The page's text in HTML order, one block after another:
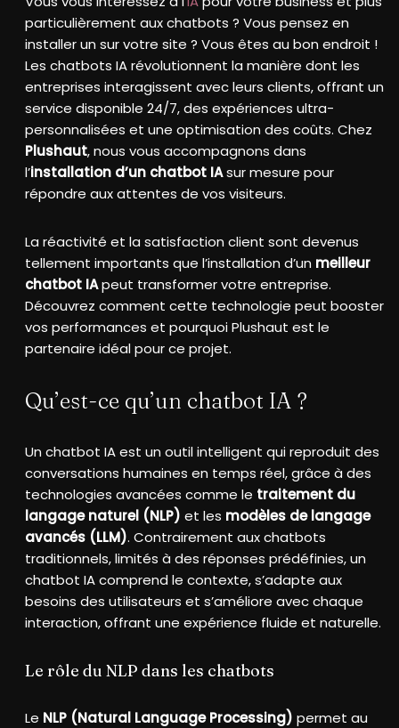
particulièrement aux chatbots ? Vous pensez en
installer un sur votre site ? Vous êtes au bon endroit !
Les chatbots IA révolutionnent la manière dont les
entreprises interagissent avec leurs clients, offrant un
service disponible 24/7, des expériences ultra-
personnalisées et une optimisation des coûts. Chez
Plushaut, nous vous accompagnons dans
l’installation d’un chatbot IAsur mesure pour
répondre aux attentes de vos visiteurs.
La réactivité et la satisfaction client sont devenus
tellement importants que l’installation d’un meilleur
chatbot IApeut transformer votre entreprise.
Découvrez comment cette technologie peut booster
vos performances et pourquoi Plushaut est le
partenaire idéal pour ce projet.
Qu’est-ce qu’un chatbot IA ?
Un chatbot IA est un outil intelligent qui reproduit des
conversations humaines en temps réel, grâce à des
technologies avancées comme le traitement du
langage naturel (NLP) et les modèles de langage
avancés (LLM). Contrairement aux chatbots
traditionnels, limités à des réponses prédéfinies, un
chatbot IA comprend le contexte, s’adapte aux
besoins des utilisateurs et s’améliore avec chaque
interaction, offrant une expérience fluide et naturelle.
Le rôle du NLP dans les chatbots
Le NLP (Natural Language Processing) permet au